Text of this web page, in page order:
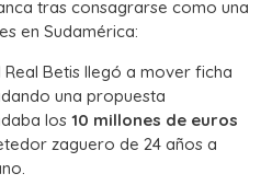
tras consagrarse como una
en Sudamérica:
Real Betis llegó a mover ficha
una propuesta
los 10 millones de euros
zaguero de 24 años a